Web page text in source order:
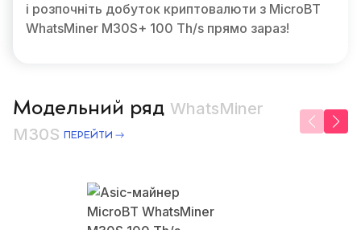
і розпочніть добуток криптовалюти з MicroBT
WhatsMiner M30S+ 100 Th/s прямо зараз!
Модельний ряд WhatsMiner
M30S
ПЕРЕЙТИ